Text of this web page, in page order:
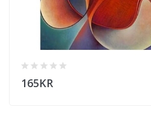
165KR